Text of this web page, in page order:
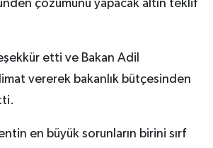
çözümünü yapacak altın teklif
etti ve Bakan Adil
vererek bakanlık bütçesinden
en büyük sorunların birini sırf